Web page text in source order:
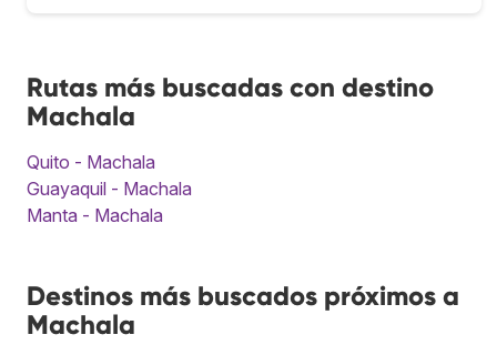
Rutas más buscadas con destino
Machala
Quito - Machala
Guayaquil - Machala
Manta - Machala
Destinos más buscados próximos a
Machala